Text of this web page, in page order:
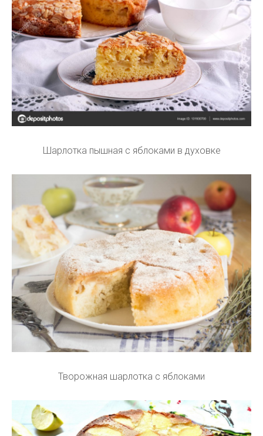
Шарлотка пышная с яблоками в духовке
Творожная шарлотка с яблоками